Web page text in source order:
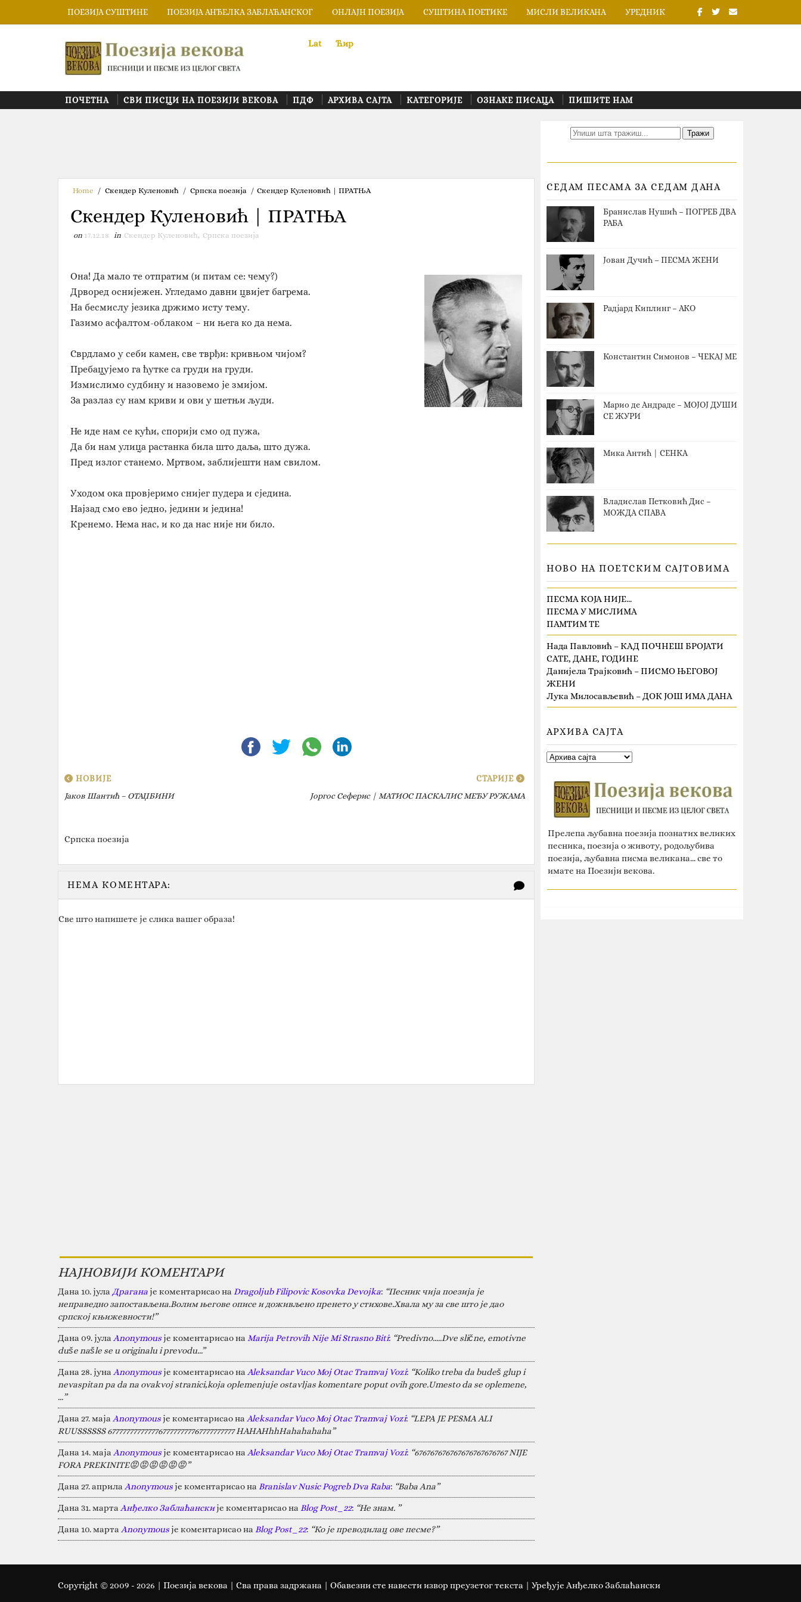
ПОЕЗИЈА СУШТИНЕ ПОЕЗИЈА АНЂЕЛКА ЗАБЛАЋАНСКОГ ОНЛАЈН ПОЕЗИЈА СУШТИНА ПОЕТИКЕ МИСЛИ ВЕЛИКАНА УРЕДНИК
Lat Ћир
ПОЧЕТНА СВИ ПИСЦИ НА ПОЕЗИЈИ ВЕКОВА ПДФ АРХИВА САЈТА КАТЕГОРИЈЕ ОЗНАКЕ ПИСАЦА ПИШИТЕ НАМ
Home / Скендер Куленовић / Српска поезија / Скендер Куленовић | ПРАТЊА
Скендер Куленовић | ПРАТЊА
on 17.12.18 in Скендер Куленовић, Српска поезија
Она! Да мало те отпратим (и питам се: чему?)
Дрворед оснијежен. Угледамо давни цвијет багрема.
На бесмислу језика држимо исту тему.
Газимо асфалтом-облаком – ни њега ко да нема.
Сврдламо у себи камен, све тврђи: кривњом чијом?
Пребацујемо га ћутке са груди на груди.
Измислимо судбину и назовемо је змијом.
За разлаз су нам криви и ови у шетњи људи.
Не иде нам се кући, спорији смо од пужа,
Да би нам улица растанка била што даља, што дужа.
Пред излог станемо. Мртвом, заблијешти нам свилом.
Уходом ока провјеримо снијег пудера и сједина.
Најзад смо ево једно, једини и једина!
Кренемо. Нема нас, и ко да нас није ни било.
НОВИЈЕ
Јаков Шантић – ОТАЏБИНИ
СТАРИЈЕ
Јоргос Сеферис | МАТИОС ПАСКАЛИС МЕЂУ РУЖАМА
Српска поезија
НЕМА КОМЕНТАРА:
Све што напишете је слика вашег образа!
НАЈНОВИЈИ КОМЕНТАРИ
Дана 10. јула Драгана је коментарисао на Dragoljub Filipovic Kosovka Devojka: “Песник чија поезија је
неправедно запостављена.Волим његове описе и доживљено пренето у стихове.Хвала му за све што је дао
српској књижевности!”
Дана 09. јула Anonymous је коментарисао на Marija Petrovih Nije Mi Strasno Biti: “Predivno.....Dve slične, emotivne
duše našle se u originalu i prevodu...”
Дана 28. јуна Anonymous је коментарисао на Aleksandar Vuco Moj Otac Tramvaj Vozi: “Koliko treba da budeš glup i
nevaspitan pa da na ovakvoj stranici,koja oplemenjuje ostavljas komentare poput ovih gore.Umesto da se oplemene,
…”
Дана 27. маја Anonymous је коментарисао на Aleksandar Vuco Moj Otac Tramvaj Vozi: “LEPA JE PESMA ALI
RUUSSSSSS 67777777777777677777777767777777777 HAHAHhhHahahahaha”
Дана 14. маја Anonymous је коментарисао на Aleksandar Vuco Moj Otac Tramvaj Vozi: “676767676767676767676767 NIJE
FORA PREKINITE😡😡😡😡😡😡”
Дана 27. априла Anonymous је коментарисао на Branislav Nusic Pogreb Dva Raba: “Baba Ana”
Дана 31. марта Анђелко Заблаћанскије коментарисао на Blog Post_22: “Не знам. ”
Дана 10. марта Anonymous је коментарисао на Blog Post_22: “Ко је преводилац ове песме?”
СЕДАМ ПЕСАМА ЗА СЕДАМ ДАНА
Бранислав Нушић – ПОГРЕБ ДВА
РАБА
Јован Дучић – ПЕСМА ЖЕНИ
Радјард Киплинг – АКО
Константин Симонов – ЧЕКАЈ МЕ
Марио де Андраде – МОЈОЈ ДУШИ
СЕ ЖУРИ
Мика Антић | СЕНКА
Владислав Петковић Дис –
МОЖДА СПАВА
НОВО НА ПОЕТСКИМ САЈТОВИМА
ПЕСМА КОЈА НИЈЕ…
ПЕСМА У МИСЛИМА
ПАМТИМ ТЕ
Нада Павловић – КАД ПОЧНЕШ БРОЈАТИ
САТЕ, ДАНЕ, ГОДИНЕ
Данијела Трајковић – ПИСМО ЊЕГОВОЈ
ЖЕНИ
Лука Милосављевић – ДОК ЈОШ ИМА ДАНА
АРХИВА САЈТА
Прелепа љубавна поезија познатих великих
песника, поезија о животу, родољубива
поезија, љубавна писма великана... све то
имате на Поезији векова.
Copyright © 2009 - 2026 | Поезија векова | Сва права задржана | Oбавезни сте навести извор преузетог текста | Уређује Анђелко Заблаћански